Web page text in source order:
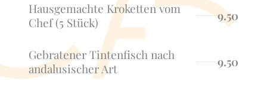
Hausgemachte Kroketten vom
Chef (5 Stück)
9.50
Gebratener Tintenfisch nach
andalusischer Art
9.50